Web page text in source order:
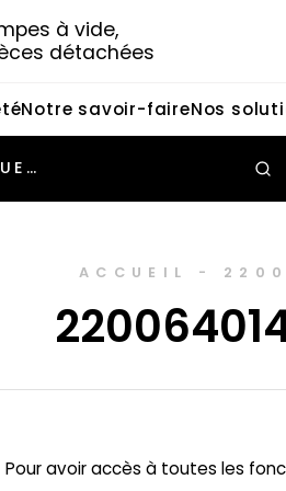
à vide,
détachées
Notre savoir-faireNos
ACCUEIL -
Pour avoir accès à toutes les